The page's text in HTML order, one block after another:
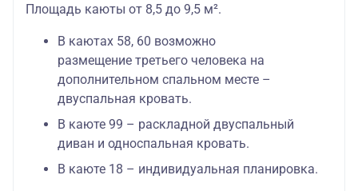
Площадь каюты от 8,5 до 9,5 м².
В каютах 58, 60 возможно
размещение третьего человека на
дополнительном спальном месте –
двуспальная кровать.
В каюте 99 – раскладной двуспальный
диван и односпальная кровать.
В каюте 18 – индивидуальная планировка.